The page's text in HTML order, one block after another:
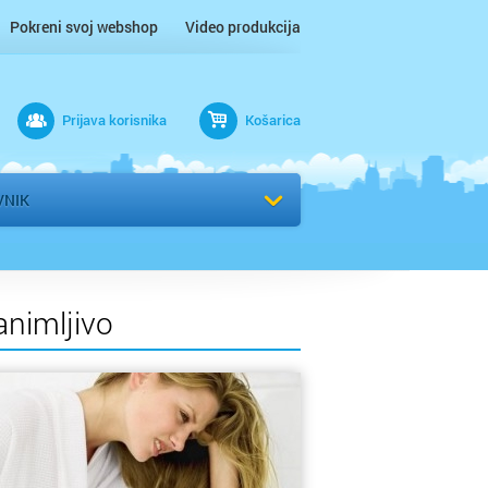
Pokreni svoj webshop Video produkcija
Prijava korisnika Košarica